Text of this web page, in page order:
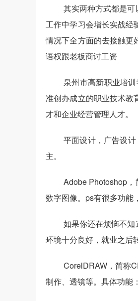
其实两种方式都是
工作中学习会增长实战经
情况下全方面的去接触更
语权跟老板商讨工资
泉州市高新职业培
准创办成立的职业技术教
才和企业经营管理人才。
平面设计，广告设
主。
Adobe Photoshop
数字图像。ps有很多功能
如果你还在烦恼不
环境十分良好，就业之后
CorelDRAW，简称
制作、透镜等。具体功能